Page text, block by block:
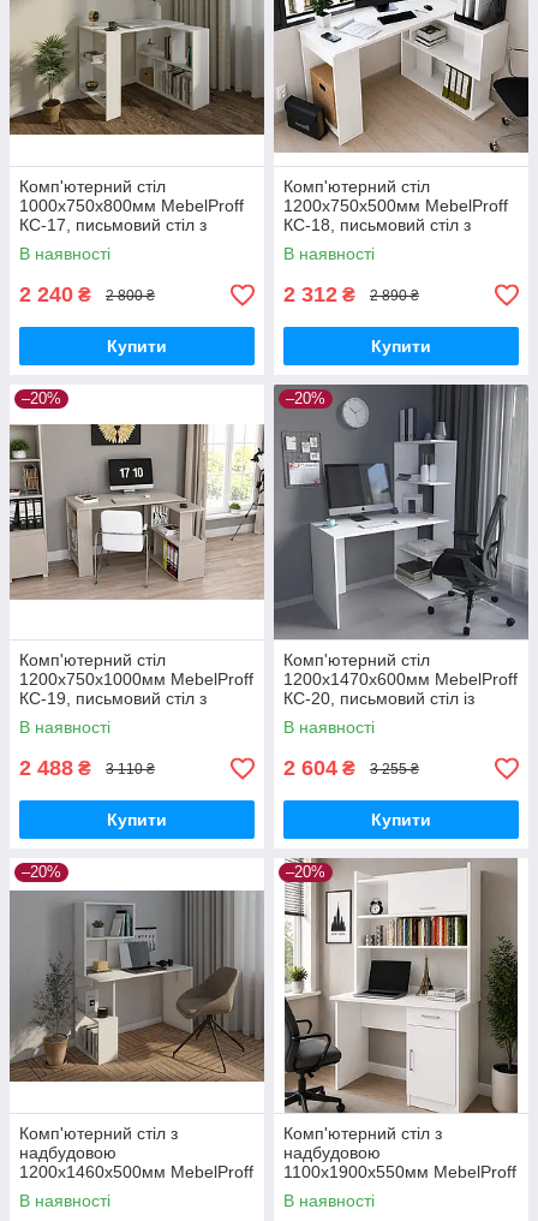
Комп'ютерний стіл
1000х750х800мм MebelProff
КС-17, письмовий стіл з
полками, стіл-стиллаж
кутовий
В наявності
2 240 ₴ 2 800 ₴
Купити
Комп'ютерний стіл
1200х750х500мм MebelProff
КС-18, письмовий стіл з
полицями, стіл-стелаж
кутовий
В наявності
2 312 ₴ 2 890 ₴
Купити
–20%
Комп'ютерний стіл
1200х750х1000мм MebelProff
КС-19, письмовий стіл з
полицями кутовий, стіл-
стиллаж
В наявності
2 488 ₴ 3 110 ₴
Купити
–20%
Комп'ютерний стіл
1200х1470х600мм MebelProff
КС-20, письмовий стіл із
полицями, стіл-стелаж
В наявності
2 604 ₴ 3 255 ₴
Купити
–20%
Комп'ютерний стіл з
надбудовою
1200х1460х500мм MebelProff
КС-22, письмовий стіл з
полицями, стіл-стелаж
В наявності
–20%
Комп'ютерний стіл з
надбудовою
1100х1900х550мм MebelProff
КС-24, письмовий стіл з
полицями, стіл-стелаж
В наявності